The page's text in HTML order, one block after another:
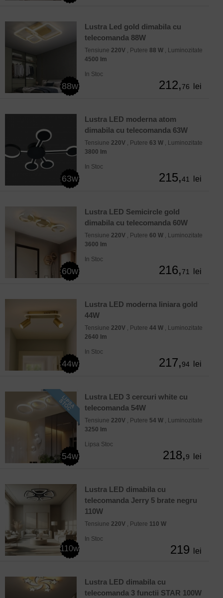
88w
Lustra Led gold dimabila cu
telecomanda 88W
Tensiune 220V , Putere 88 W , Luminozitate
4500 lm
In Stoc
212,76 lei
63w
Lustra LED moderna atom
dimabila cu telecomanda 63W
Tensiune 220V , Putere 63 W , Luminozitate
3800 lm
In Stoc
215,41 lei
60w
Lustra LED Semicircle gold
dimabila cu telecomanda 60W
Tensiune 220V , Putere 60 W , Luminozitate
3600 lm
In Stoc
216,71 lei
44w
Lustra LED moderna liniara gold
44W
Tensiune 220V , Putere 44 W , Luminozitate
2640 lm
In Stoc
217,94 lei
54w
Lustra LED 3 cercuri white cu
telecomanda 54W
Tensiune 220V , Putere 54 W , Luminozitate
3250 lm
Lipsa Stoc
218,9 lei
110w
Lustra LED dimabila cu
telecomanda Jerry 5 brate negru
110W
Tensiune 220V , Putere 110 W
In Stoc
219 lei
Lustra LED dimabila cu
telecomanda 3 functii STAR 100W